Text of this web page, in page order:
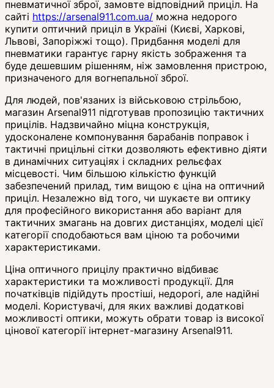
пневматичної зброї, замовте відповідний приціл. На
сайті https://arsenal911.com.ua/ можна недорого
купити оптичний приціл в Україні (Києві, Харкові,
Львові, Запоріжжі тощо). Придбання моделі для
пневматики гарантує гарну якість зображення та
буде дешевшим рішенням, ніж замовлення пристрою,
призначеного для вогнепальної зброї.
Для людей, пов'язаних із військовою стрільбою,
магазин Arsenal911 підготував пропозицію тактичних
прицілів. Надзвичайно міцна конструкція,
удосконалене компонування барабанів поправок і
тактичні прицільні сітки дозволяють ефективно діяти
в динамічних ситуаціях і складних рельєфах
місцевості. Чим більшою кількістю функцій
забезпечений прилад, тим вищою є ціна на оптичний
приціл. Незалежно від того, чи шукаєте ви оптику
для професійного використання або варіант для
тактичних змагань на довгих дистанціях, моделі цієї
категорії сподобаються вам ціною та робочими
характеристиками.
Ціна оптичного прицілу практично відбиває
характеристики та можливості продукції. Для
початківців підійдуть простіші, недорогі, але надійні
моделі. Користувачі, для яких важливі додаткові
можливості оптики, можуть обрати товар із високої
цінової категорії інтернет-магазину Arsenal911.